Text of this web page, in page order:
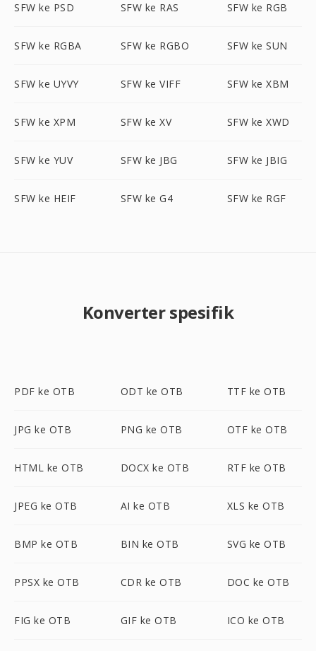
SFW ke PSD SFW ke RAS SFW ke RGB
SFW ke RGBA SFW ke RGBO SFW ke SUN
SFW ke UYVY SFW ke VIFF SFW ke XBM
SFW ke XPM SFW ke XV SFW ke XWD
SFW ke YUV SFW ke JBG SFW ke JBIG
SFW ke HEIF SFW ke G4 SFW ke RGF
Konverter spesifik
PDF ke OTB ODT ke OTB TTF ke OTB
JPG ke OTB PNG ke OTB OTF ke OTB
HTML ke OTB DOCX ke OTB RTF ke OTB
JPEG ke OTB AI ke OTB XLS ke OTB
BMP ke OTB BIN ke OTB SVG ke OTB
PPSX ke OTB CDR ke OTB DOC ke OTB
FIG ke OTB GIF ke OTB ICO ke OTB